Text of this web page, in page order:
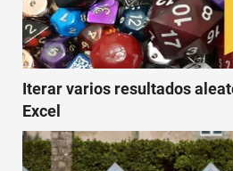
Iterar varios resultados
Excel